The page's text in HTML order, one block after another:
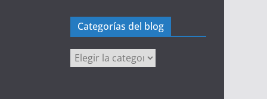
Categorías del blog
Categorías
del